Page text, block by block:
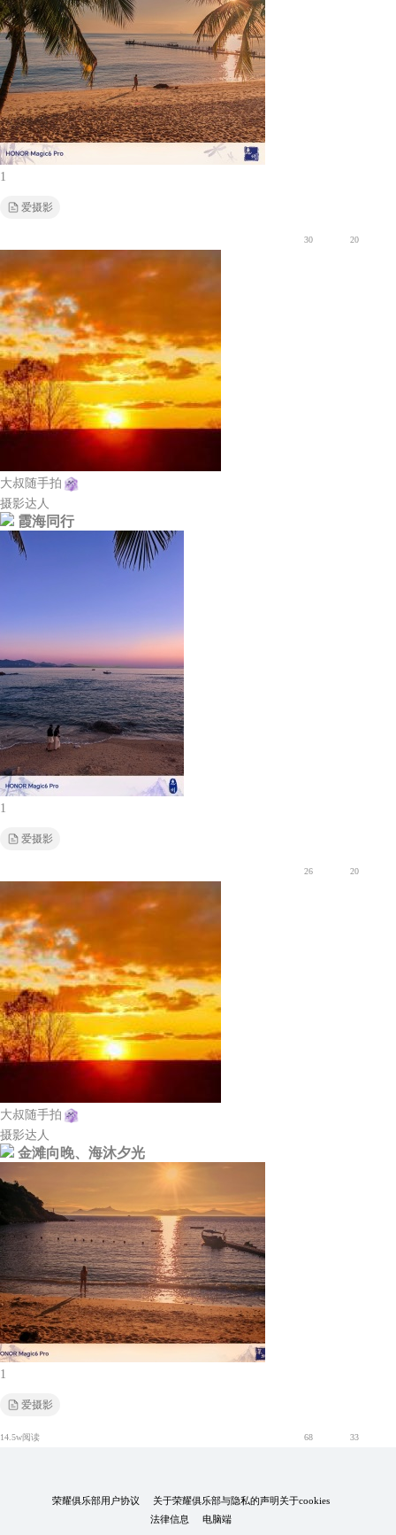
1
爱摄影
30 20
大叔随手拍
摄影达人
霞海同行
1
爱摄影
26 20
大叔随手拍
摄影达人
金滩向晚、海沐夕光
1
爱摄影
14.5w阅读 68 33
荣耀俱乐部用户协议 关于荣耀俱乐部与隐私的声明关于cookies
法律信息
电脑端